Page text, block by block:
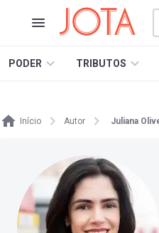
PODER TRIBUTOS
Início Autor Juliana